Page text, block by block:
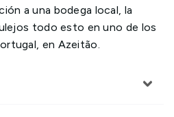
a una bodega local, la
todo esto en uno de los
en Azeitão.